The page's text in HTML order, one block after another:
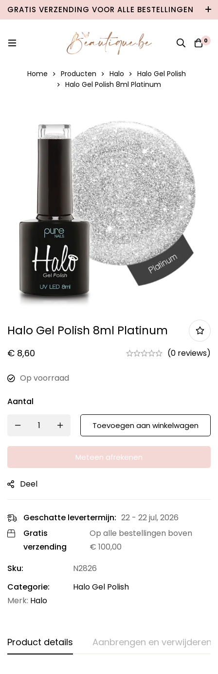
GRATIS VERZENDING VOOR ALLE BESTELLINGEN
VANAF €100 IN BELGIË & €120 NAAR
0
Home Producten Halo
Halo Gel Polish
Halo Gel Polish 8ml Platinum
Halo Gel Polish 8ml Platinum
€ 8,60 (0 reviews)
Op voorraad
Aantal
Toevoegen aan winkelwagen
Meteen afrekenen
Deel
Geschatte levertermijn: 22 - 22 jul, 2026
Gratis
verzending
Op alle bestellingen boven
€ 100,00
Sku:
N2826
Categorie:
Halo Gel Polish
Merk: Halo
Product details Aanbrengen en verwijderen